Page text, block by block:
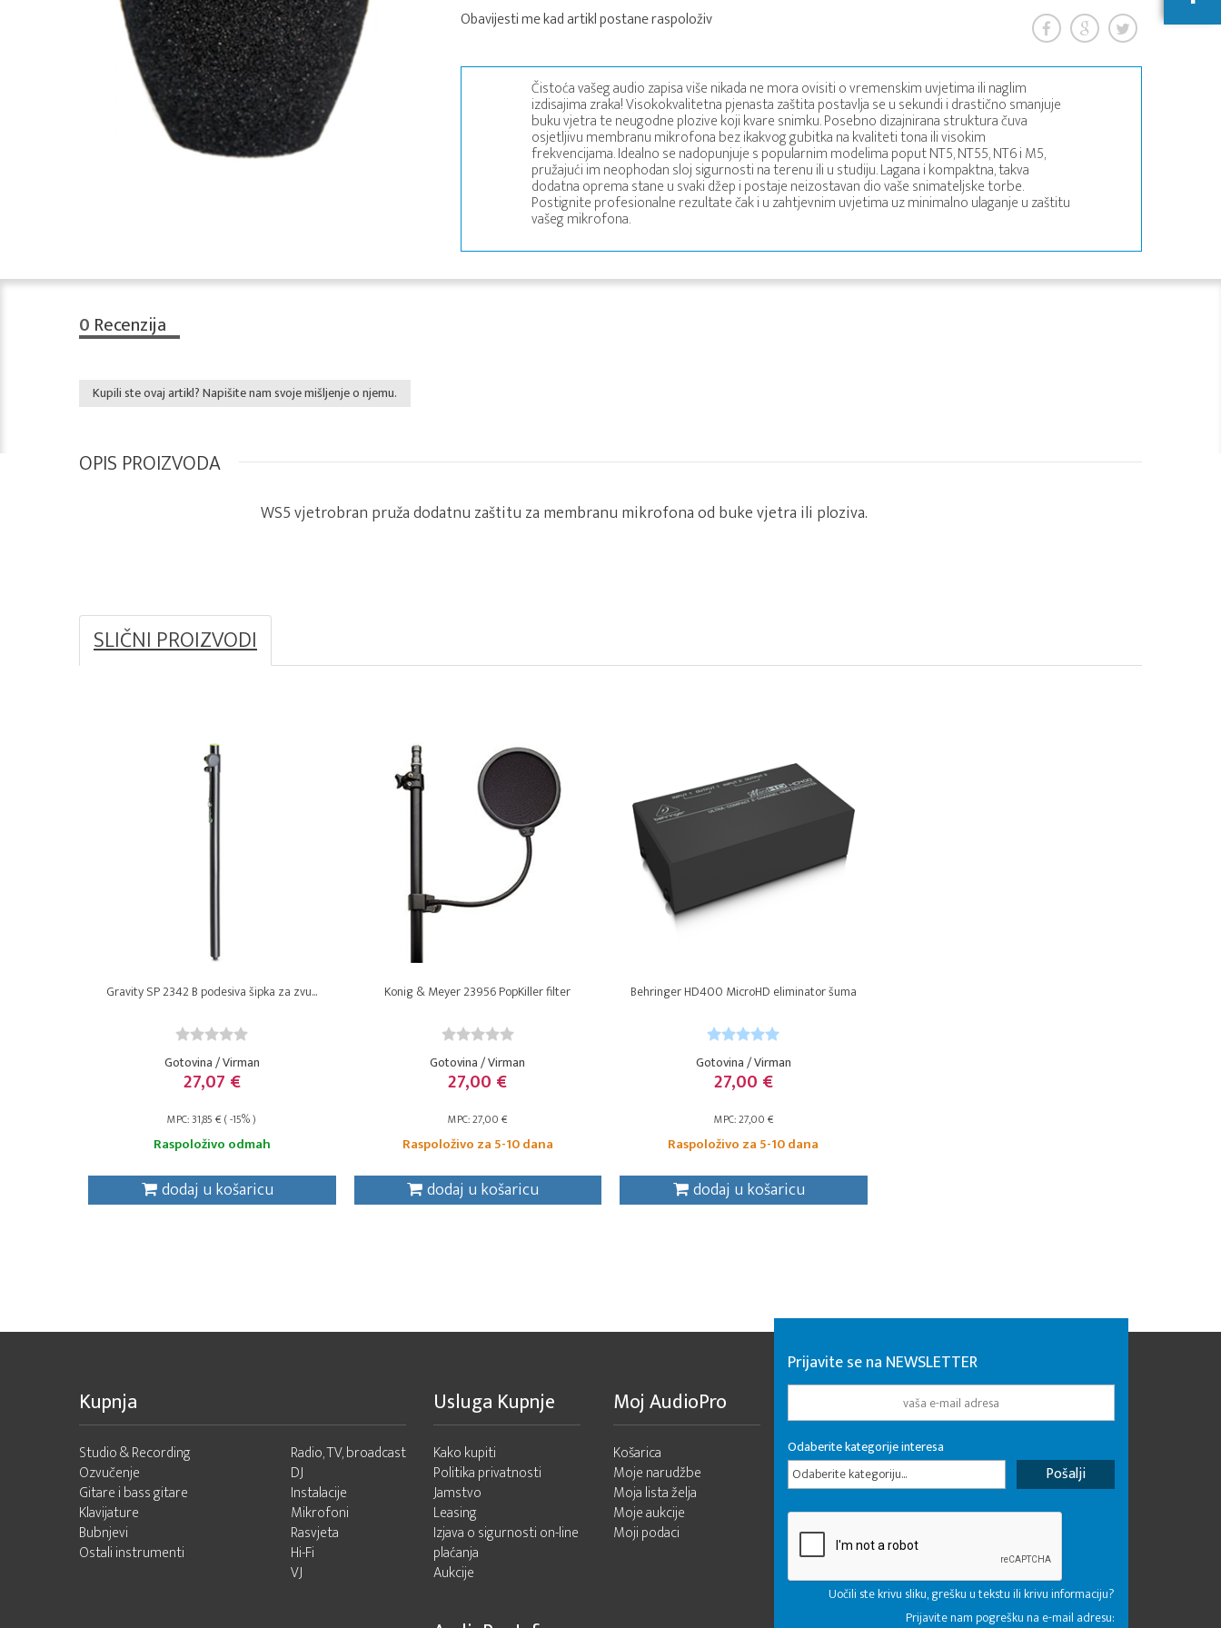
Obavijesti me kad artikl postane raspoloživ
Čistoća vašeg audio zapisa više nikada ne mora ovisiti o vremenskim uvjetima ili naglim
izdisajima zraka! Visokokvalitetna pjenasta zaštita postavlja se u sekundi i drastično smanjuje
buku vjetra te neugodne plozive koji kvare snimku. Posebno dizajnirana struktura čuva
osjetljivu membranu mikrofona bez ikakvog gubitka na kvaliteti tona ili visokim
frekvencijama. Idealno se nadopunjuje s popularnim modelima poput NT5, NT55, NT6 i M5,
pružajući im neophodan sloj sigurnosti na terenu ili u studiju. Lagana i kompaktna, takva
dodatna oprema stane u svaki džep i postaje neizostavan dio vaše snimateljske torbe.
Postignite profesionalne rezultate čak i u zahtjevnim uvjetima uz minimalno ulaganje u zaštitu
vašeg mikrofona.
0 Recenzija
Kupili ste ovaj artikl? Napišite nam svoje mišljenje o njemu.
OPIS PROIZVODA
WS5 vjetrobran pruža dodatnu zaštitu za membranu mikrofona od buke vjetra ili ploziva.
SLIČNI PROIZVODI
Gravity SP 2342 B podesiva šipka za zvu...
Gotovina / Virman
27,07 €
MPC: 31,85 € ( -15% )
Raspoloživo odmah
dodaj u košaricu
Konig & Meyer 23956 PopKiller filter
Gotovina / Virman
27,00 €
MPC: 27,00 €
Raspoloživo za 5-10 dana
dodaj u košaricu
Behringer HD400 MicroHD eliminator šuma
Gotovina / Virman
27,00 €
MPC: 27,00 €
Raspoloživo za 5-10 dana
dodaj u košaricu
Kupnja
Studio & Recording
Ozvučenje
Gitare i bass gitare
Klavijature
Bubnjevi
Ostali instrumenti
Radio, TV, broadcast
DJ
Instalacije
Mikrofoni
Rasvjeta
Hi-Fi
VJ
Usluga Kupnje
Kako kupiti
Politika privatnosti
Jamstvo
Leasing
Izjava o sigurnosti on-line
plaćanja
Aukcije
Moj AudioPro
Košarica
Moje narudžbe
Moja lista želja
Moje aukcije
Moji podaci
Prijavite se na NEWSLETTER
Odaberite kategorije interesa
Odaberite kategoriju...
Uočili ste krivu sliku, grešku u tekstu ili krivu informaciju?
Prijavite nam pogrešku na e-mail adresu: